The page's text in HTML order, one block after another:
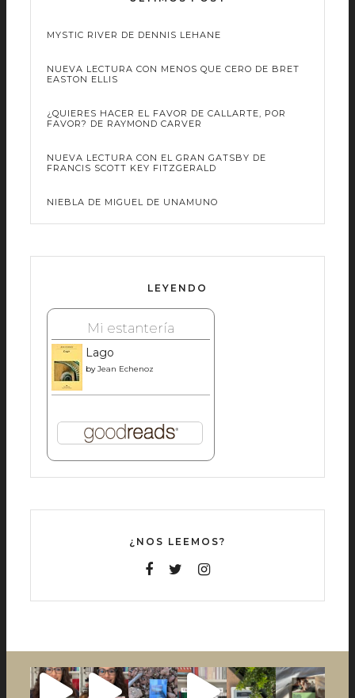
MYSTIC RIVER DE DENNIS LEHANE
NUEVA LECTURA CON MENOS QUE CERO DE BRET
EASTON ELLIS
¿QUIERES HACER EL FAVOR DE CALLARTE, POR
FAVOR? DE RAYMOND CARVER
NUEVA LECTURA CON EL GRAN GATSBY DE
FRANCIS SCOTT KEY FITZGERALD
NIEBLA DE MIGUEL DE UNAMUNO
LEYENDO
Mi estantería
Lago
byJean Echenoz
¿NOS LEEMOS?